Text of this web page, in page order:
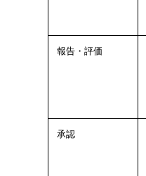
報告・評価
承認